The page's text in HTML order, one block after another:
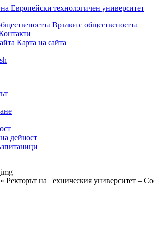
Връзки с обществеността
Карта на сайта
дейност
» Ректорът на Техническия университет –